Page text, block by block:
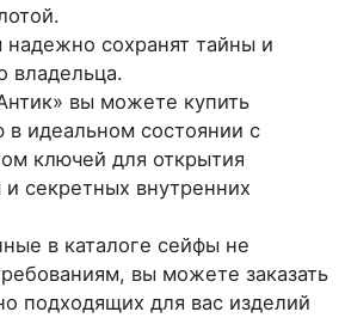
сохранят тайны и
владельца.
вы можете купить
в идеальном состоянии с
ключей для открытия
секретных внутренних
в каталоге сейфы не
вы можете заказать
подходящих для вас изделий